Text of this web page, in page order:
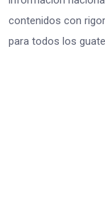
contenidos con
para todos los